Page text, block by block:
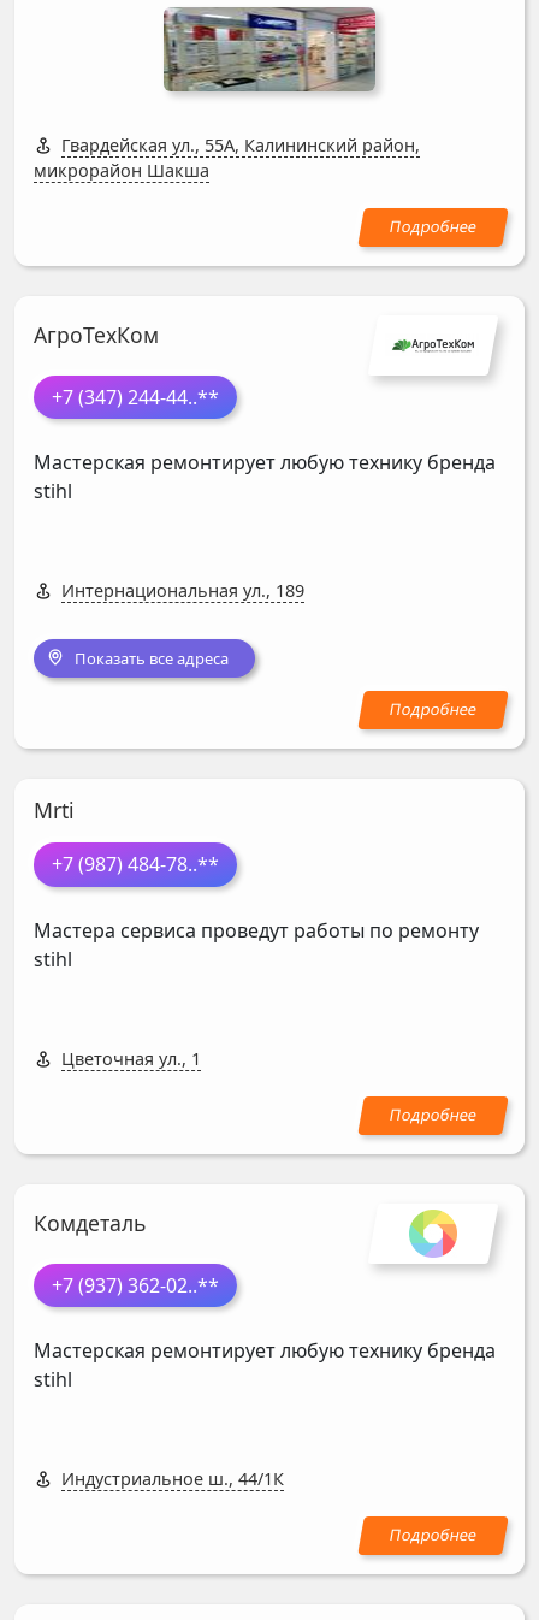
Гвардейская ул., 55А, Калининский район,
микрорайон Шакша
АгроТехКом
+7 (347) 244-44..**
Мастерская ремонтирует любую технику бренда
stihl
Интернациональная ул., 189
Показать все адреса
Mrti
+7 (987) 484-78..**
Мастера сервиса проведут работы по ремонту
stihl
Цветочная ул., 1
Комдеталь
+7 (937) 362-02..**
Мастерская ремонтирует любую технику бренда
stihl
Индустриальное ш., 44/1К